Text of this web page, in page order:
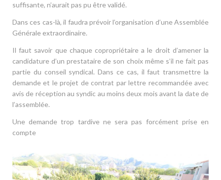
suffisante, n’aurait pas pu être validé.
Dans ces cas-là, il faudra prévoir l’organisation d’une Assemblée
Générale extraordinaire.
Il faut savoir que chaque copropriétaire a le droit d’amener la
candidature d’un prestataire de son choix même s’il ne fait pas
partie du conseil syndical. Dans ce cas, il faut transmettre la
demande et le projet de contrat par lettre recommandée avec
avis de réception au syndic au moins deux mois avant la date de
l’assemblée.
Une demande trop tardive ne sera pas forcément prise en
compte